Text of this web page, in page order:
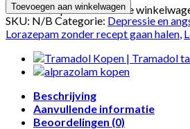
Geen producten in de
Toevoegen aan winkelwagen
SKU: N/B Categorie: Depressie en
Lorazepam zonder recept gaan halen,
Beschrijving
Aanvullende informatie
Beoordelingen (0)